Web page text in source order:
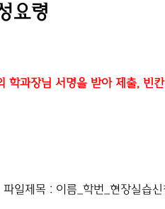
요령
학과장님 서명을 받아 제출, 빈
일제목 : 이름_학번_현장실습신